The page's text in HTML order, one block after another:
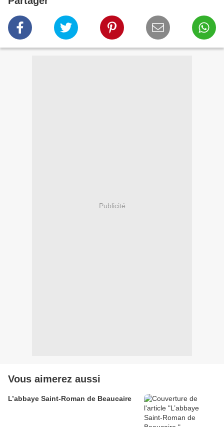
Publicité
Vous aimerez aussi
L’abbaye Saint-Roman de Beaucaire